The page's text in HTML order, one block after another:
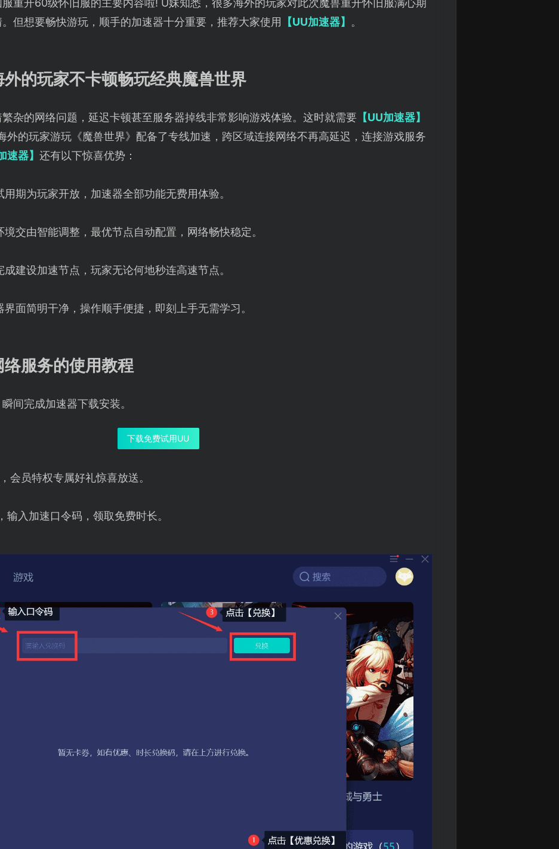
重开60级怀旧服的主要内容啦! U妹知悉，很多海外的玩家对此次魔兽重开怀旧服满心期
但想要畅快游玩，顺手的加速器十分重要，推荐大家使用
【UU加速器】 。
的玩家不卡顿畅玩经典魔兽世界
杂的网络问题，延迟卡顿甚至服务器掉线非常影响游戏体验。这时就需要 【UU加速器】
外的玩家游玩《魔兽世界》配备了专线加速，跨区域连接网络不再高延迟，连接游戏服务
速器】 还有以下惊喜优势：
用期为玩家开放，加速器全部功能无费用体验。
境交由智能调整，最优节点自动配置，网络畅快稳定。
成建设加速节点，玩家无论何地秒连高速节点。
界面简明干净，操作顺手便捷，即刻上手无需学习。
服务的使用教程
间完成加速器下载安装。
下载免费试用UU
会员特权专属好礼惊喜放送。
入加速口令码，领取免费时长。